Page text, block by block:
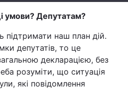
умови? Депутатам?
підтримати наш план дій.
депутатів, то це
декларацією, без
розуміти, що ситуація
які повідомлення